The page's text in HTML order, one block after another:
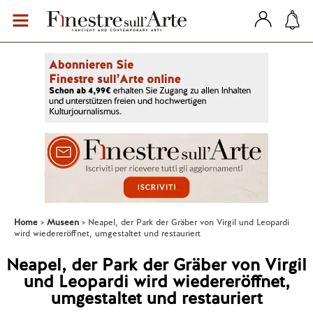
Home Museen
Neapel, der Park der Gräber von Virgil und Leopardi
wird wiedereröffnet, umgestaltet und restauriert
Neapel, der Park der Gräber von Virgil
und Leopardi wird wiedereröffnet,
umgestaltet und restauriert